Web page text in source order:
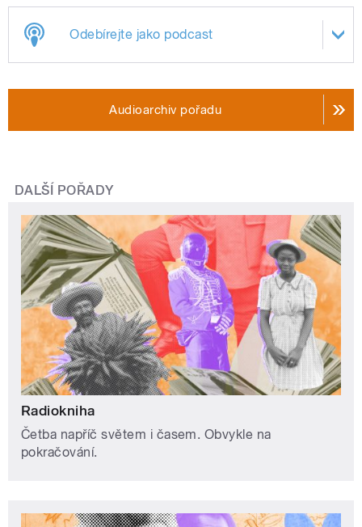
Odebírejte jako podcast
Audioarchiv pořadu
DALŠÍ POŘADY
Radiokniha
Četba napříč světem i časem. Obvykle na
pokračování.